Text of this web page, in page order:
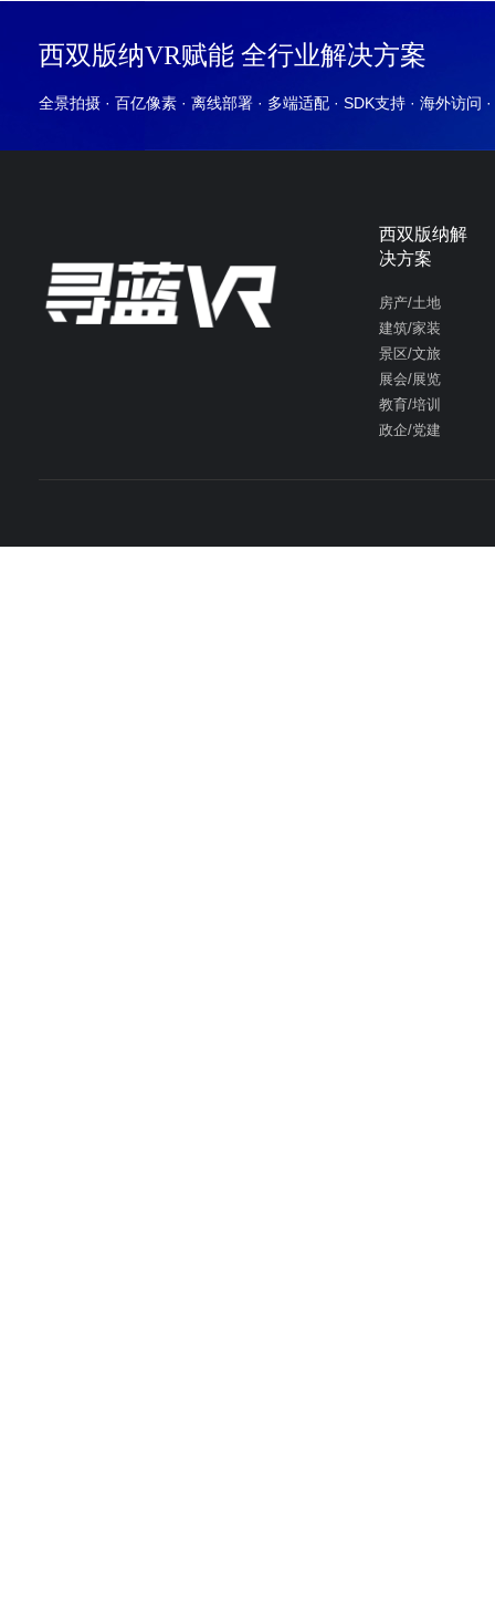
西双版纳VR赋能 全行业解决方案
全景拍摄 · 百亿像素 · 离线部署 · 多端适配 · SDK支持 · 海外访问
西双版纳解
决方案
房产/土地
建筑/家装
景区/文旅
展会/展览
教育/培训
政企/党建